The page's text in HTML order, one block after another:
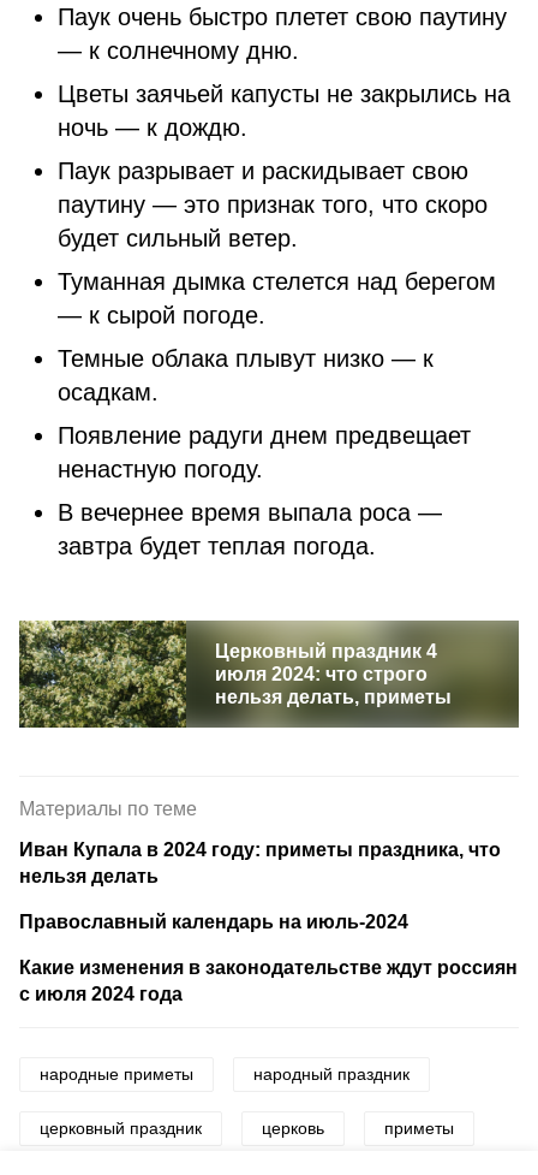
Паук очень быстро плетет свою паутину
— к солнечному дню.
Цветы заячьей капусты не закрылись на
ночь — к дождю.
Паук разрывает и раскидывает свою
паутину — это признак того, что скоро
будет сильный ветер.
Туманная дымка стелется над берегом
— к сырой погоде.
Темные облака плывут низко — к
осадкам.
Появление радуги днем предвещает
ненастную погоду.
В вечернее время выпала роса —
завтра будет теплая погода.
Церковный праздник 4
июля 2024: что строго
нельзя делать, приметы
Материалы по теме
Иван Купала в 2024 году: приметы праздника, что
нельзя делать
Православный календарь на июль-2024
Какие изменения в законодательстве ждут россиян
с июля 2024 года
народные приметы народный праздник
церковный праздник церковь приметы